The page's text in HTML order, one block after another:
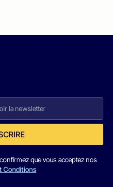
que vous acceptez nos
Conditions